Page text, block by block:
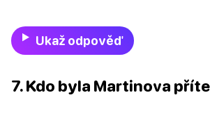
Ukaž odpověď
7. Kdo byla Martinova